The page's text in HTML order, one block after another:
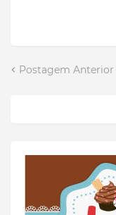
Postagem Anterior